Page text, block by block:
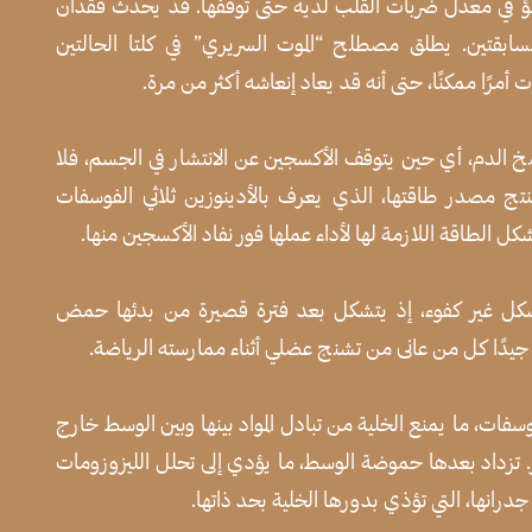
في معدل ضربات القلب لديه حتى توقفها. قد يحدث فقدان
يطلق مصطلح “الموت السريري” في كلتا الحالتين
أمرًا ممكنًا، حتى أنه قد يعاد إنعاشه أكثر من مرة.
الدم، أي حين يتوقف الأكسجين عن الانتشار في الجسم، فلا
مصدر طاقتها، الذي يعرف بالأدينوزين ثلاثي الفوسفات
بشكل غير كفوء، إذ يتشكل بعد فترة قصيرة من بدئها حمض
جيدًا كل من عانى من تشنج عضلي أثناء ممارسته الرياضة.
ما يمنع الخلية من تبادل المواد بينها وبين الوسط خارج
تزداد بعدها حموضة الوسط، ما يؤدي إلى تحلل الليزوزومات
التي تؤذي بدورها الخلية بحد ذاتها.